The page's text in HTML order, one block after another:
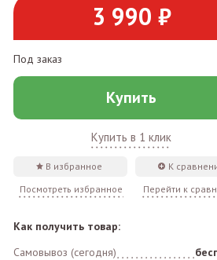
3 990 ₽
Под заказ
Купить
Купить в 1 клик
В избранное
К
Посмотреть избранное
Перейти к
Как получить товар:
Самовывоз (сегодня)